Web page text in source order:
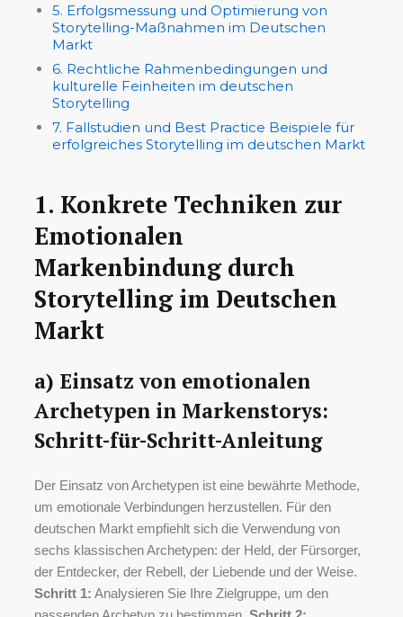
5. Erfolgsmessung und Optimierung von
Storytelling-Maßnahmen im Deutschen
Markt
6. Rechtliche Rahmenbedingungen und
kulturelle Feinheiten im deutschen
Storytelling
7. Fallstudien und Best Practice Beispiele für
erfolgreiches Storytelling im deutschen Markt
1. Konkrete Techniken zur
Emotionalen
Markenbindung durch
Storytelling im Deutschen
Markt
a) Einsatz von emotionalen
Archetypen in Markenstorys:
Schritt-für-Schritt-Anleitung
Der Einsatz von Archetypen ist eine bewährte Methode,
um emotionale Verbindungen herzustellen. Für den
deutschen Markt empfiehlt sich die Verwendung von
sechs klassischen Archetypen: der Held, der Fürsorger,
der Entdecker, der Rebell, der Liebende und der Weise.
Schritt 1: Analysieren Sie Ihre Zielgruppe, um den